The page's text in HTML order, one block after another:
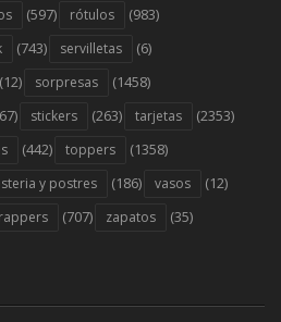
(597) rótulos (983)
(743) servilletas (6)
(12) sorpresas (1458)
stickers (263) tarjetas (2353)
(442) toppers (1358)
y postres (186) vasos (12)
(707) zapatos (35)